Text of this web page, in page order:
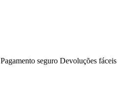
Pagamento seguro Devoluções fáceis